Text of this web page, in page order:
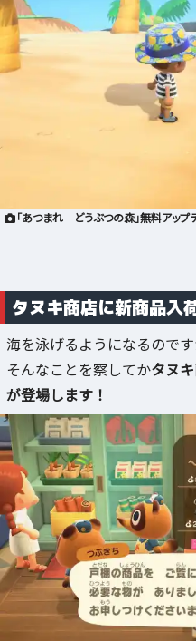
「あつまれ どうぶつの森」無料アップ
タヌキ商店に新商品入
海を泳げるようになるので
そんなことを察してかタヌ
が登場します！